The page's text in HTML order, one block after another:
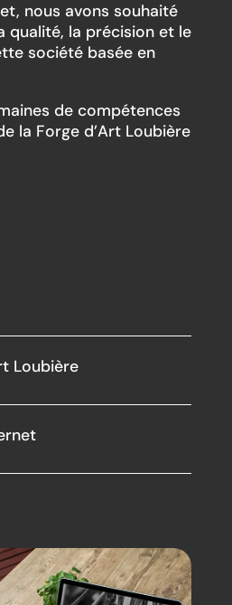
nous avons souhaité
qualité, la précision et le
société basée en
de compétences
la Forge d’Art Loubière
Loubière